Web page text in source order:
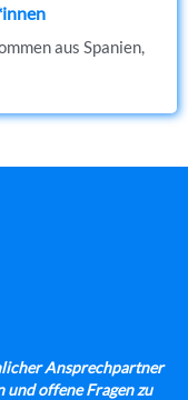
aus Spanien,
Ansprechpartner
und offene Fragen zu